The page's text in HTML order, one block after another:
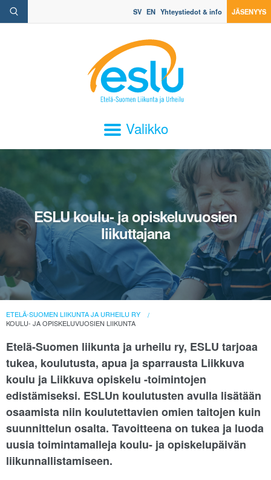
SV EN Yhteystiedot & info JÄSENYYS
Valikko
ESLU koulu- ja opiskeluvuosien
liikuttajana
ETELÄ-SUOMEN LIIKUNTA JA URHEILU RY
KOULU- JA OPISKELUVUOSIEN LIIKUNTA
Etelä-Suomen liikunta ja urheilu ry, ESLU tarjoaa
tukea, koulutusta, apua ja sparrausta Liikkuva
koulu ja Liikkuva opiskelu -toimintojen
edistämiseksi. ESLUn koulutusten avulla lisätään
osaamista niin koulutettavien omien taitojen kuin
suunnittelun osalta. Tavoitteena on tukea ja luoda
uusia toimintamalleja koulu- ja opiskelupäivän
liikunnallistamiseen.